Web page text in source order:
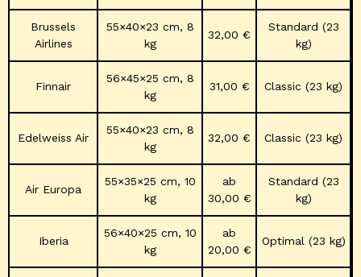
Brussels
Airlines
55×40×23 cm, 8
kg
32,00 €
Standard (23
kg)
Finnair
56×45×25 cm, 8
kg
31,00 € Classic (23 kg)
Edelweiss Air
55×40×23 cm, 8
kg
32,00 € Classic (23 kg)
Air Europa
55×35×25 cm, 10
kg
ab
30,00 €
Standard (23
kg)
Iberia
56×40×25 cm, 10
kg
ab
20,00 €
Optimal (23 kg)